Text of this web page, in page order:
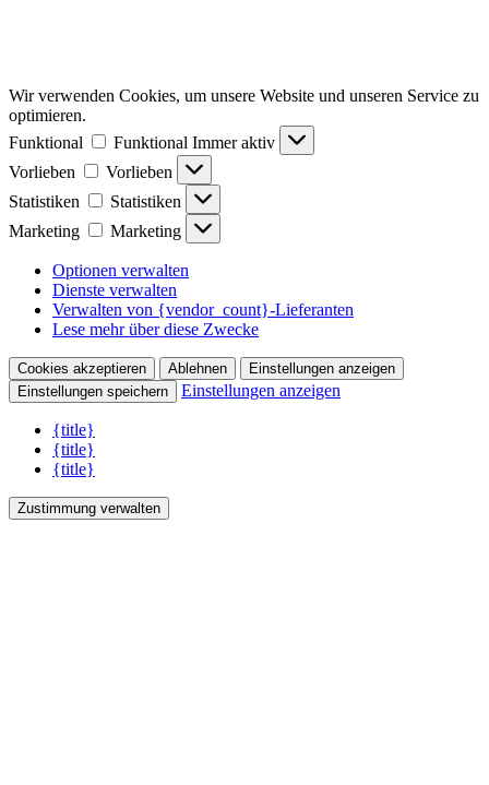
Wir verwenden Cookies, um unsere Website und unseren Service zu
optimieren.
Funktional
Funktional Immer aktiv
Vorlieben
Vorlieben
Statistiken
Statistiken
Marketing
Marketing
Optionen verwalten
Dienste verwalten
Verwalten von {vendor_count}-Lieferanten
Lese mehr über diese Zwecke
Cookies akzeptieren Ablehnen
Einstellungen anzeigen
Einstellungen speichern
Einstellungen anzeigen
{title}
{title}
{title}
Zustimmung verwalten